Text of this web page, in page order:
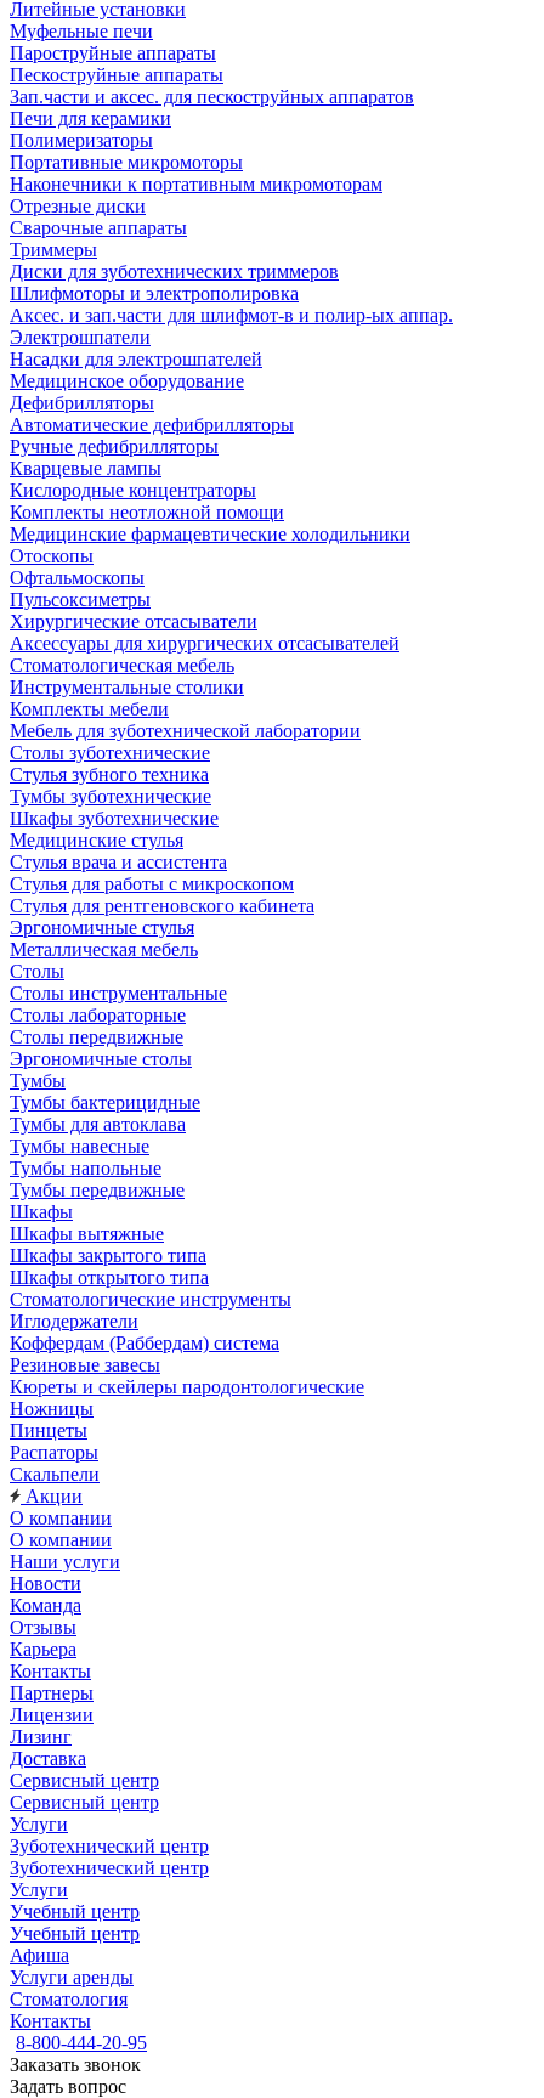
Литейные установки
Муфельные печи
Пароструйные аппараты
Пескоструйные аппараты
Зап.части и аксес. для пескоструйных аппаратов
Печи для керамики
Полимеризаторы
Портативные микромоторы
Наконечники к портативным микромоторам
Отрезные диски
Сварочные аппараты
Триммеры
Диски для зуботехнических триммеров
Шлифмоторы и электрополировка
Аксес. и зап.части для шлифмот-в и полир-ых аппар.
Электрошпатели
Насадки для электрошпателей
Медицинское оборудование
Дефибрилляторы
Автоматические дефибрилляторы
Ручные дефибрилляторы
Кварцевые лампы
Кислородные концентраторы
Комплекты неотложной помощи
Медицинские фармацевтические холодильники
Отоскопы
Офтальмоскопы
Пульсоксиметры
Хирургические отсасыватели
Аксессуары для хирургических отсасывателей
Стоматологическая мебель
Инструментальные столики
Комплекты мебели
Мебель для зуботехнической лаборатории
Столы зуботехнические
Стулья зубного техника
Тумбы зуботехнические
Шкафы зуботехнические
Медицинские стулья
Стулья врача и ассистента
Стулья для работы с микроскопом
Стулья для рентгеновского кабинета
Эргономичные стулья
Металлическая мебель
Столы
Столы инструментальные
Столы лабораторные
Столы передвижные
Эргономичные столы
Тумбы
Тумбы бактерицидные
Тумбы для автоклава
Тумбы навесные
Тумбы напольные
Тумбы передвижные
Шкафы
Шкафы вытяжные
Шкафы закрытого типа
Шкафы открытого типа
Стоматологические инструменты
Иглодержатели
Коффердам (Раббердам) система
Резиновые завесы
Кюреты и скейлеры пародонтологические
Ножницы
Пинцеты
Распаторы
Скальпели
Акции
О компании
О компании
Наши услуги
Новости
Команда
Отзывы
Карьера
Контакты
Партнеры
Лицензии
Лизинг
Доставка
Сервисный центр
Сервисный центр
Услуги
Зуботехнический центр
Зуботехнический центр
Услуги
Учебный центр
Учебный центр
Афиша
Услуги аренды
Стоматология
Контакты
8-800-444-20-95
Заказать звонок
Задать вопрос